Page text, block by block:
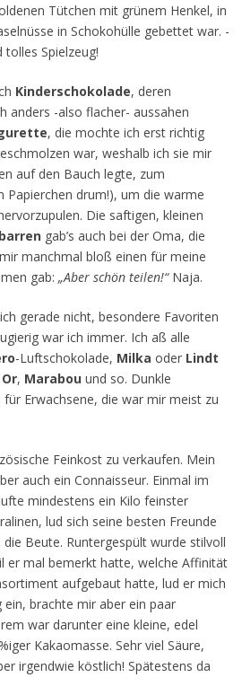
Tütchen mit grünem Henkel, in
in Schokohülle gebettet war. -
tolles Spielzeug!
Kinderschokolade, deren
anders -also flacher- aussahen
, die mochte ich erst richtig
war, weshalb ich sie mir
auf den Bauch legte, zum
Papierchen drum!), um die warme
Die saftigen, kleinen
gab’s auch bei der Oma, die
manchmal bloß einen für meine
gab: „Aber schön teilen!“Naja.
gerade nicht, besondere Favoriten
war ich immer. Ich aß alle
-Luftschokolade, Milka oder Lindt
, Marabouund so. Dunkle
Erwachsene, die war mir meist zu
Feinkost zu verkaufen. Mein
auch ein Connaisseur. Einmal im
mindestens ein Kilo feinster
lud sich seine besten Freunde
Beute. Runtergespült wurde stilvoll
er mal bemerkt hatte, welche Affinität
aufgebaut hatte, lud er mich
brachte mir aber ein paar
war darunter eine kleine, edel
Kakaomasse. Sehr viel Säure,
irgendwie köstlich! Spätestens da